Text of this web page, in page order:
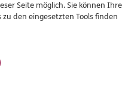
Seite möglich. Sie können Ihre
den eingesetzten Tools finden